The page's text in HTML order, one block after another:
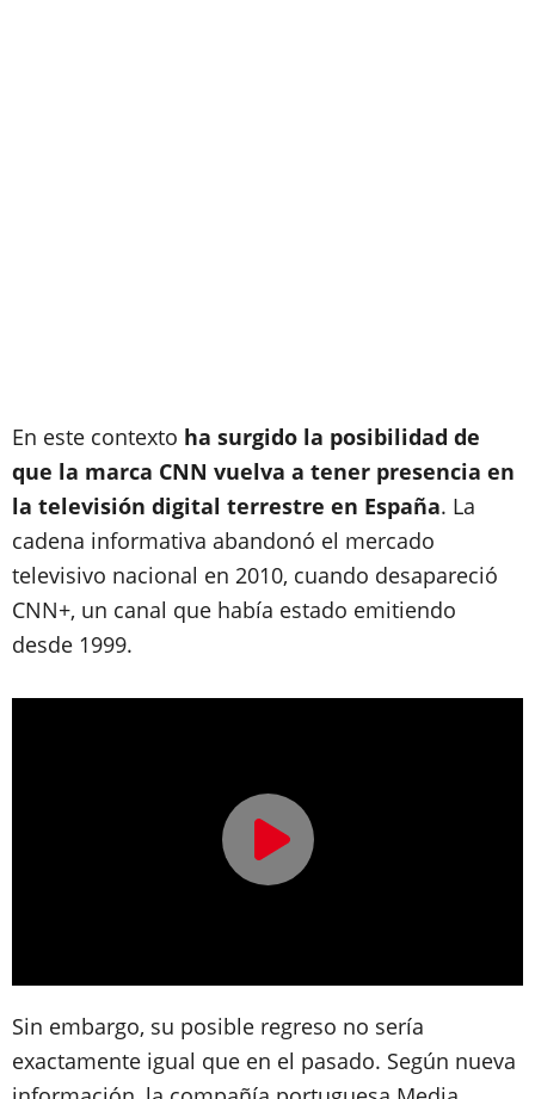
En este contexto ha surgido la posibilidad de
que la marca CNN vuelva a tener presencia en
la televisión digital terrestre en España. La
cadena informativa abandonó el mercado
televisivo nacional en 2010, cuando desapareció
CNN+, un canal que había estado emitiendo
desde 1999.
Sin embargo, su posible regreso no sería
exactamente igual que en el pasado. Según nueva